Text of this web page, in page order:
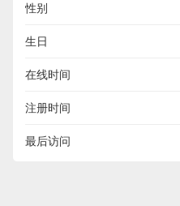
性别
生日
在线时间
注册时间
最后访问